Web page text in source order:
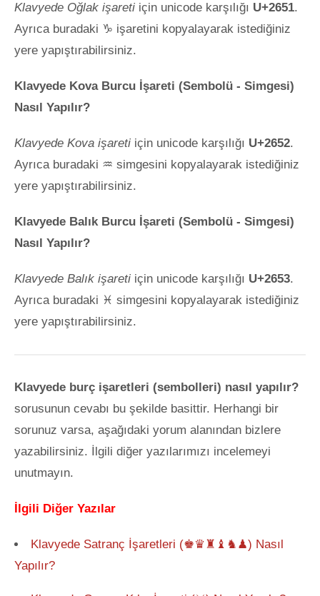
Klavyede Oğlak işareti için unicode karşılığı U+2651.
Ayrıca buradaki ♑ işaretini kopyalayarak istediğiniz
yere yapıştırabilirsiniz.
Klavyede Kova Burcu İşareti (Sembolü - Simgesi)
Nasıl Yapılır?
Klavyede Kova işareti için unicode karşılığı U+2652.
Ayrıca buradaki ♒ simgesini kopyalayarak istediğiniz
yere yapıştırabilirsiniz.
Klavyede Balık Burcu İşareti (Sembolü - Simgesi)
Nasıl Yapılır?
Klavyede Balık işareti için unicode karşılığı U+2653.
Ayrıca buradaki ♓ simgesini kopyalayarak istediğiniz
yere yapıştırabilirsiniz.
Klavyede burç işaretleri (sembolleri) nasıl yapılır?
sorusunun cevabı bu şekilde basittir. Herhangi bir
sorunuz varsa, aşağıdaki yorum alanından bizlere
yazabilirsiniz. İlgili diğer yazılarımızı incelemeyi
unutmayın.
İlgili Diğer Yazılar
Klavyede Satranç İşaretleri (♚♛♜♝♞♟) Nasıl
Yapılır?